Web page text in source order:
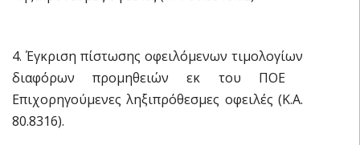
4. Έγκριση πίστωσης οφειλόμενων τιμολογίων
διαφόρων προμηθειών εκ του ΠΟΕ 
Επιχορηγούμενες ληξιπρόθεσμες οφειλές (Κ.Α.
80.8316).